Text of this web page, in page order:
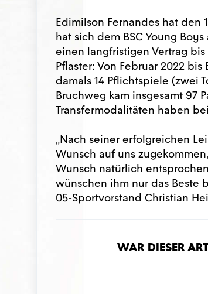
Edimilson Fernandes hat den
hat sich dem BSC Young
einen langfristigen Vertrag
Pflaster: Von Februar 2022
damals 14 Pflichtspiele (zwei
Bruchweg kam insgesamt 97
Transfermodalitäten haben
„Nach seiner erfolgreichen
Wunsch auf uns
Wunsch natürlich
wünschen ihm nur das Beste
05-Sportvorstand Christian
War dieser